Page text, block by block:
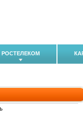
РОСТЕЛЕКОМ